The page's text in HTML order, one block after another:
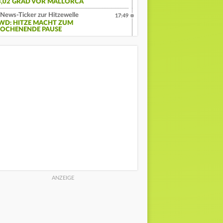
GRAD VOR MALLORCA
News-Ticker zur Hitzewelle
HITZE MACHT ZUM
PAUSE
17:49